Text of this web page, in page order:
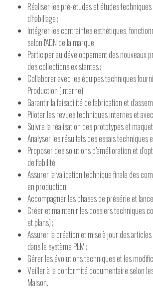
Réaliser les pré-études et études
d'habillage ;
Intégrer les contraintes esthétiques,
selon l'ADN de la marque ;
Participer au développement des nouveaux
des collections existantes ;
Collaborer avec les équipes techniques
Production (interne).
Garantir la faisabilité de fabrication et
Piloter les revues techniques internes et
Suivre la réalisation des prototypes et
Analyser les résultats des essais techniques
Proposer des solutions d’amélioration et
de fiabilité ;
Assurer la validation technique finale des
en production ;
Accompagner les phases de présérie et
Créer et maintenir les dossiers techniques
et plans) ;
Assurer la création et mise à jour des
dans le système PLM ;
Gérer les évolutions techniques et les
Veiller à la conformité documentaire selon
Maison.